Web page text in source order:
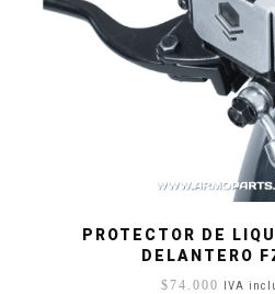
PROTECTOR DE
DELANTERO
$ 74.000 IVA